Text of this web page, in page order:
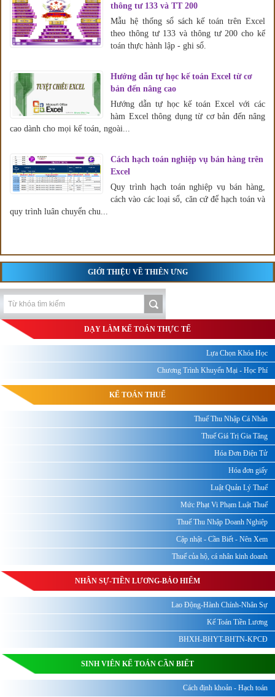
thông tư 133 và TT 200
Mẫu hệ thống sổ sách kế toán trên Excel
theo thông tư 133 và thông tư 200 cho kế
toán thực hành lập - ghi sổ.
Hướng dẫn tự học kế toán Excel từ cơ
bản đến nâng cao
Hướng dẫn tự học kế toán Excel với các
hàm Excel thông dụng từ cơ bản đến nâng
cao dành cho mọi kế toán, ngoài...
Cách hạch toán nghiệp vụ bán hàng trên
Excel
Quy trình hạch toán nghiệp vụ bán hàng,
cách vào các loại sổ, căn cứ để hạch toán và
quy trình luân chuyển chu...
GIỚI THIỆU VỀ THIÊN ƯNG
DẠY LÀM KẾ TOÁN THỰC TẾ
Lựa Chọn Khóa Học
Chương Trình Khuyến Mại - Học Phí
KẾ TOÁN THUẾ
Thuế Thu Nhập Cá Nhân
Thuế Giá Trị Gia Tăng
Hóa Đơn Điện Tử
Hóa đơn giấy
Luật Quản Lý Thuế
Mức Phạt Vi Phạm Luật Thuế
Thuế Thu Nhập Doanh Nghiệp
Cập nhật - Cần Biết - Nên Xem
Thuế của hộ, cá nhân kinh doanh
NHÂN SỰ-TIỀN LƯƠNG-BẢO HIỂM
Lao Động-Hành Chính-Nhân Sự
Kế Toán Tiền Lương
BHXH-BHYT-BHTN-KPCĐ
SINH VIÊN KẾ TOÁN CẦN BIẾT
Cách định khoản - Hạch toán